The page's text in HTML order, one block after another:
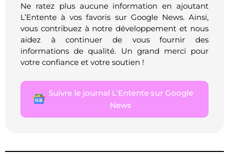
Ne ratez plus aucune information en ajoutant
L’Entente à vos favoris sur Google News. Ainsi,
vous contribuez à notre développement et nous
aidez à continuer de vous fournir des
informations de qualité. Un grand merci pour
votre confiance et votre soutien !
Suivre le journal L'Entente sur Google
News